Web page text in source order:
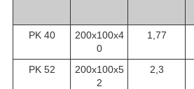
PK 40
200x100x4
0
1,77
PK 52
200x100x5
2
2,3